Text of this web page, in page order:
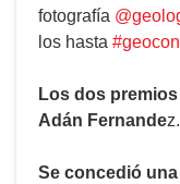
fotografía
los hasta
Los dos
Adán Fernandez.
Se concedió